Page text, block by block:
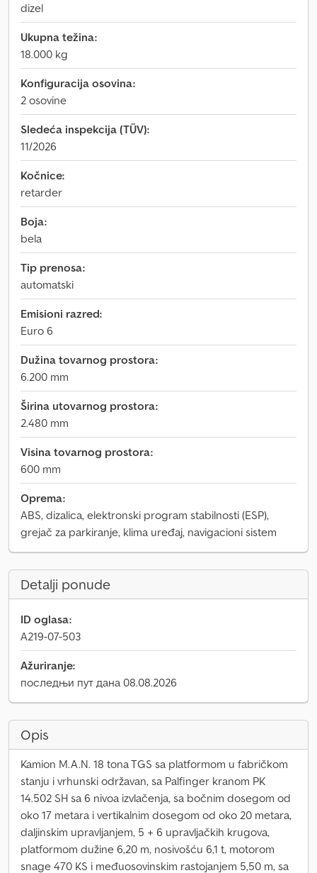
dizel
Ukupna težina:
18.000 kg
Konfiguracija osovina:
2 osovine
Sledeća inspekcija (TÜV):
11/2026
Kočnice:
retarder
Boja:
bela
Tip prenosa:
automatski
Emisioni razred:
Euro 6
Dužina tovarnog prostora:
6.200 mm
Širina utovarnog prostora:
2.480 mm
Visina tovarnog prostora:
600 mm
Oprema:
ABS, dizalica, elektronski program stabilnosti (ESP),
grejač za parkiranje, klima uređaj, navigacioni sistem
Detalji ponude
ID oglasa:
A219-07-503
Ažuriranje:
последњи пут дана 08.08.2026
Opis
Kamion M.A.N. 18 tona TGS sa platformom u fabričkom
stanju i vrhunski održavan, sa Palfinger kranom PK
14.502 SH sa 6 nivoa izvlačenja, sa bočnim dosegom od
oko 17 metara i vertikalnim dosegom od oko 20 metara,
daljinskim upravljanjem, 5 + 6 upravljačkih krugova,
platformom dužine 6,20 m, nosivošću 6,1 t, motorom
snage 470 KS i međuosovinskim rastojanjem 5,50 m, sa